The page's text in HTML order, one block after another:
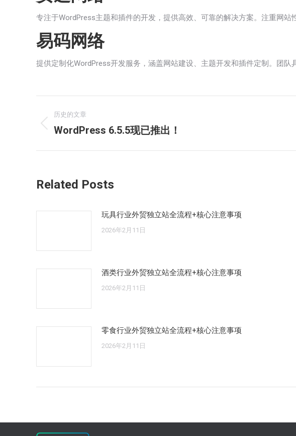
专注于WordPress主题和插件的开发，提供高效、可靠的解决方案。注重网
易码网络
提供定制化WordPress开发服务，涵盖网站建设、主题开发和插件定制。团
章
导
历史的文章
历
章：
WordPress 6.5.5现已推出！
Related Posts
玩具行业外贸独立站全流程+核心注意事项
2026年2月11日
酒类行业外贸独立站全流程+核心注意事项
2026年2月11日
零食行业外贸独立站全流程+核心注意事项
2026年2月11日